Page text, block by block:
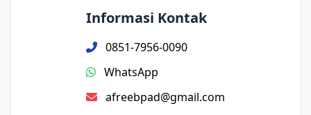
Informasi Kontak
0851-7956-0090
WhatsApp
afreebpad@gmail.com